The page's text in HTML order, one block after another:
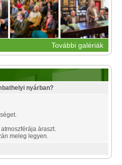
További galériák
nyárban?
áraszt.
meleg legyen.